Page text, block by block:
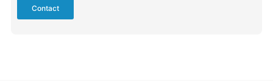
Contact